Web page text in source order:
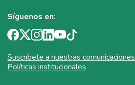
Síguenos en:
Suscríbete a nuestras comunicaciones
Políticas institucionales